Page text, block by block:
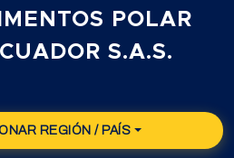
POLAR
S.A.S.
REGIÓN / PAÍS